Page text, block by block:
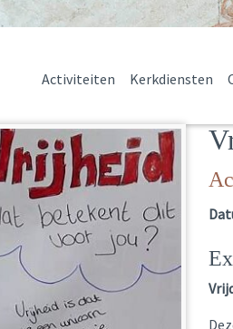
Activiteiten Kerkdiensten